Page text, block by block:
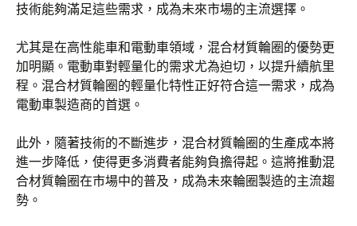
技術能夠滿足這些需求，成為未來市場的主流選擇。
尤其是在高性能車和電動車領域，混合材質輪圈的優勢更
加明顯。電動車對輕量化的需求尤為迫切，以提升續航里
程。混合材質輪圈的輕量化特性正好符合這一需求，成為
電動車製造商的首選。
此外，隨著技術的不斷進步，混合材質輪圈的生產成本將
進一步降低，使得更多消費者能夠負擔得起。這將推動混
合材質輪圈在市場中的普及，成為未來輪圈製造的主流趨
勢。